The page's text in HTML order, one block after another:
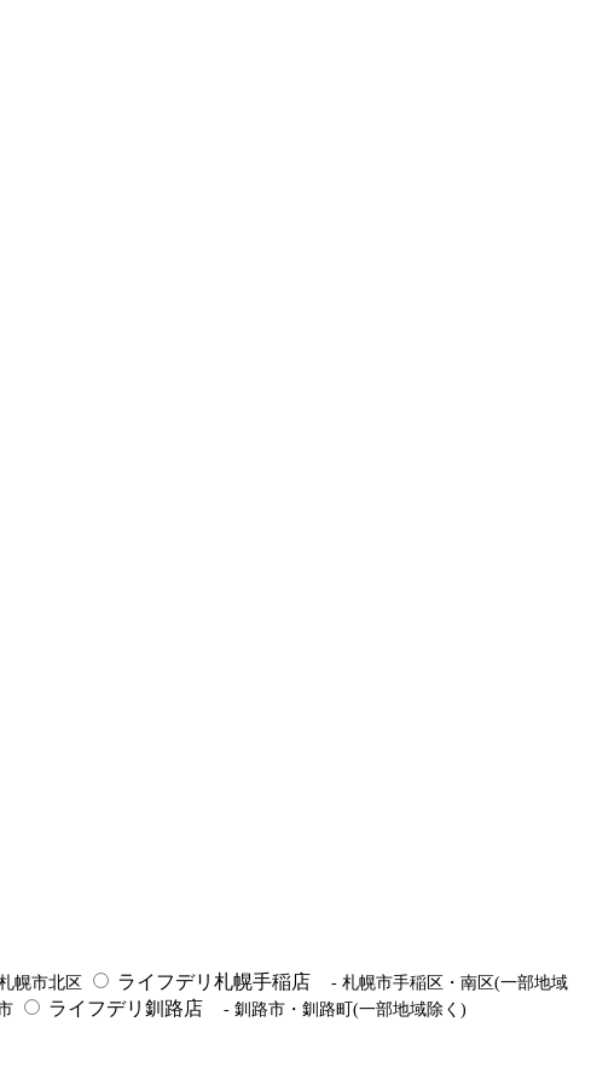
幌市北区 ライフデリ札幌手稲店
- 札幌市手稲区・南区(一部地域
ライフデリ釧路店 - 釧路市・釧路町(一部地域除く)